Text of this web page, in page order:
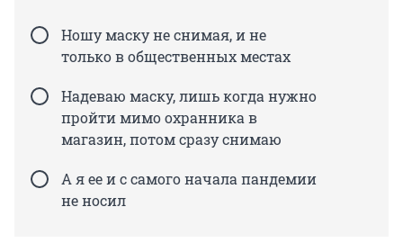
Ношу маску не снимая, и не
только в общественных местах
Надеваю маску, лишь когда нужно
пройти мимо охранника в
магазин, потом сразу снимаю
А я ее и с самого начала пандемии
не носил